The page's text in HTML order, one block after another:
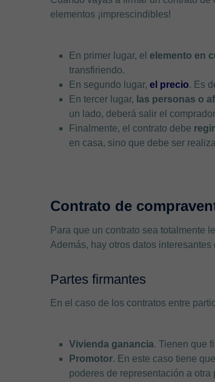
elementos ¡imprescindibles!
En primer lugar, el elemento en
transfiriendo.
En segundo lugar, el precio. Es
En tercer lugar, las personas o
un lado, deberá salir el
Finalmente, el contrato debe
en casa, sino que debe ser
Contrato de
Para que un contrato sea totalmente
Además, hay otros datos
Partes firmantes
En el caso de los contratos entre
Vivienda ganancia. Tienen que
Promotor. En este caso tiene
poderes de representación a otra